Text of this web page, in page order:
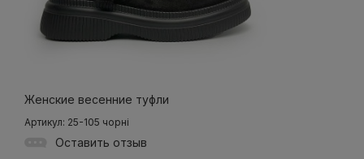
Женские весенние туфли
Артикул: 25-105 чорні
Оставить отзыв